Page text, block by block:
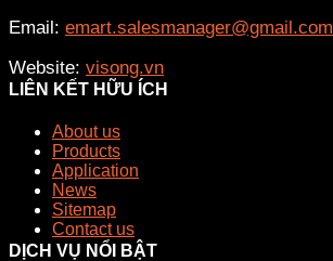
Email: emart.salesmanager@gmail.com
Website: visong.vn
LIÊN KẾT HỮU ÍCH
About us
Products
Application
News
Sitemap
Contact us
DỊCH VỤ NỔI BẬT